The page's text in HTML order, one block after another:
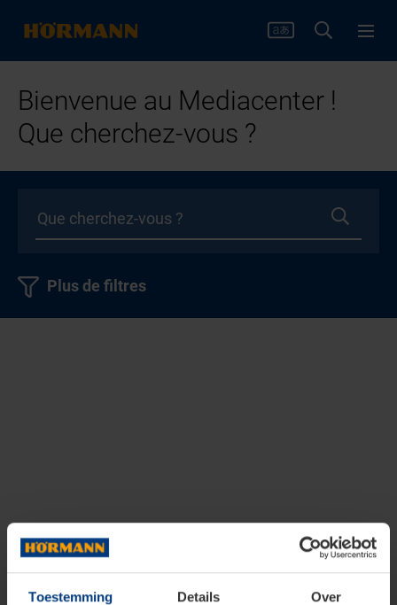
Toestemming Details Over
Bienvenue au Mediacenter !
Que cherchez-vous ?
Plus de filtres